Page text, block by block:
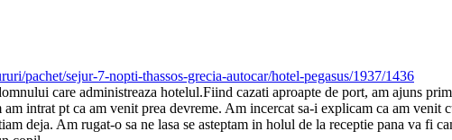
pachet/sejur-7-nopti-thassos-grecia-autocar/hotel-pegasus/1937/1436
care administreaza hotelul.Fiind cazati aproapte de port, am ajuns
intrat pt ca am venit prea devreme. Am incercat sa-i explicam ca am
deja. Am rugat-o sa ne lasa se asteptam in holul de la receptie pana va fi